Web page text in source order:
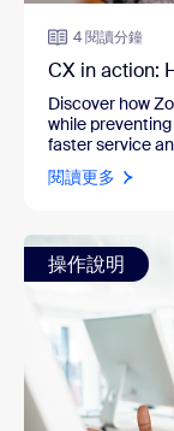
4 閱讀分鐘
CX in action:
Discover how
while
faster service
閱讀更多
操作說明